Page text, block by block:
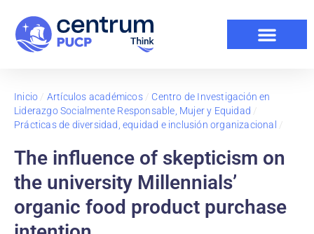
Inicio / Artículos académicos/ Centro de Investigación en
Liderazgo Socialmente Responsable, Mujer y Equidad /
Prácticas de diversidad, equidad e inclusión organizacional /
The influence of skepticism on
the university Millennials’
organic food product purchase